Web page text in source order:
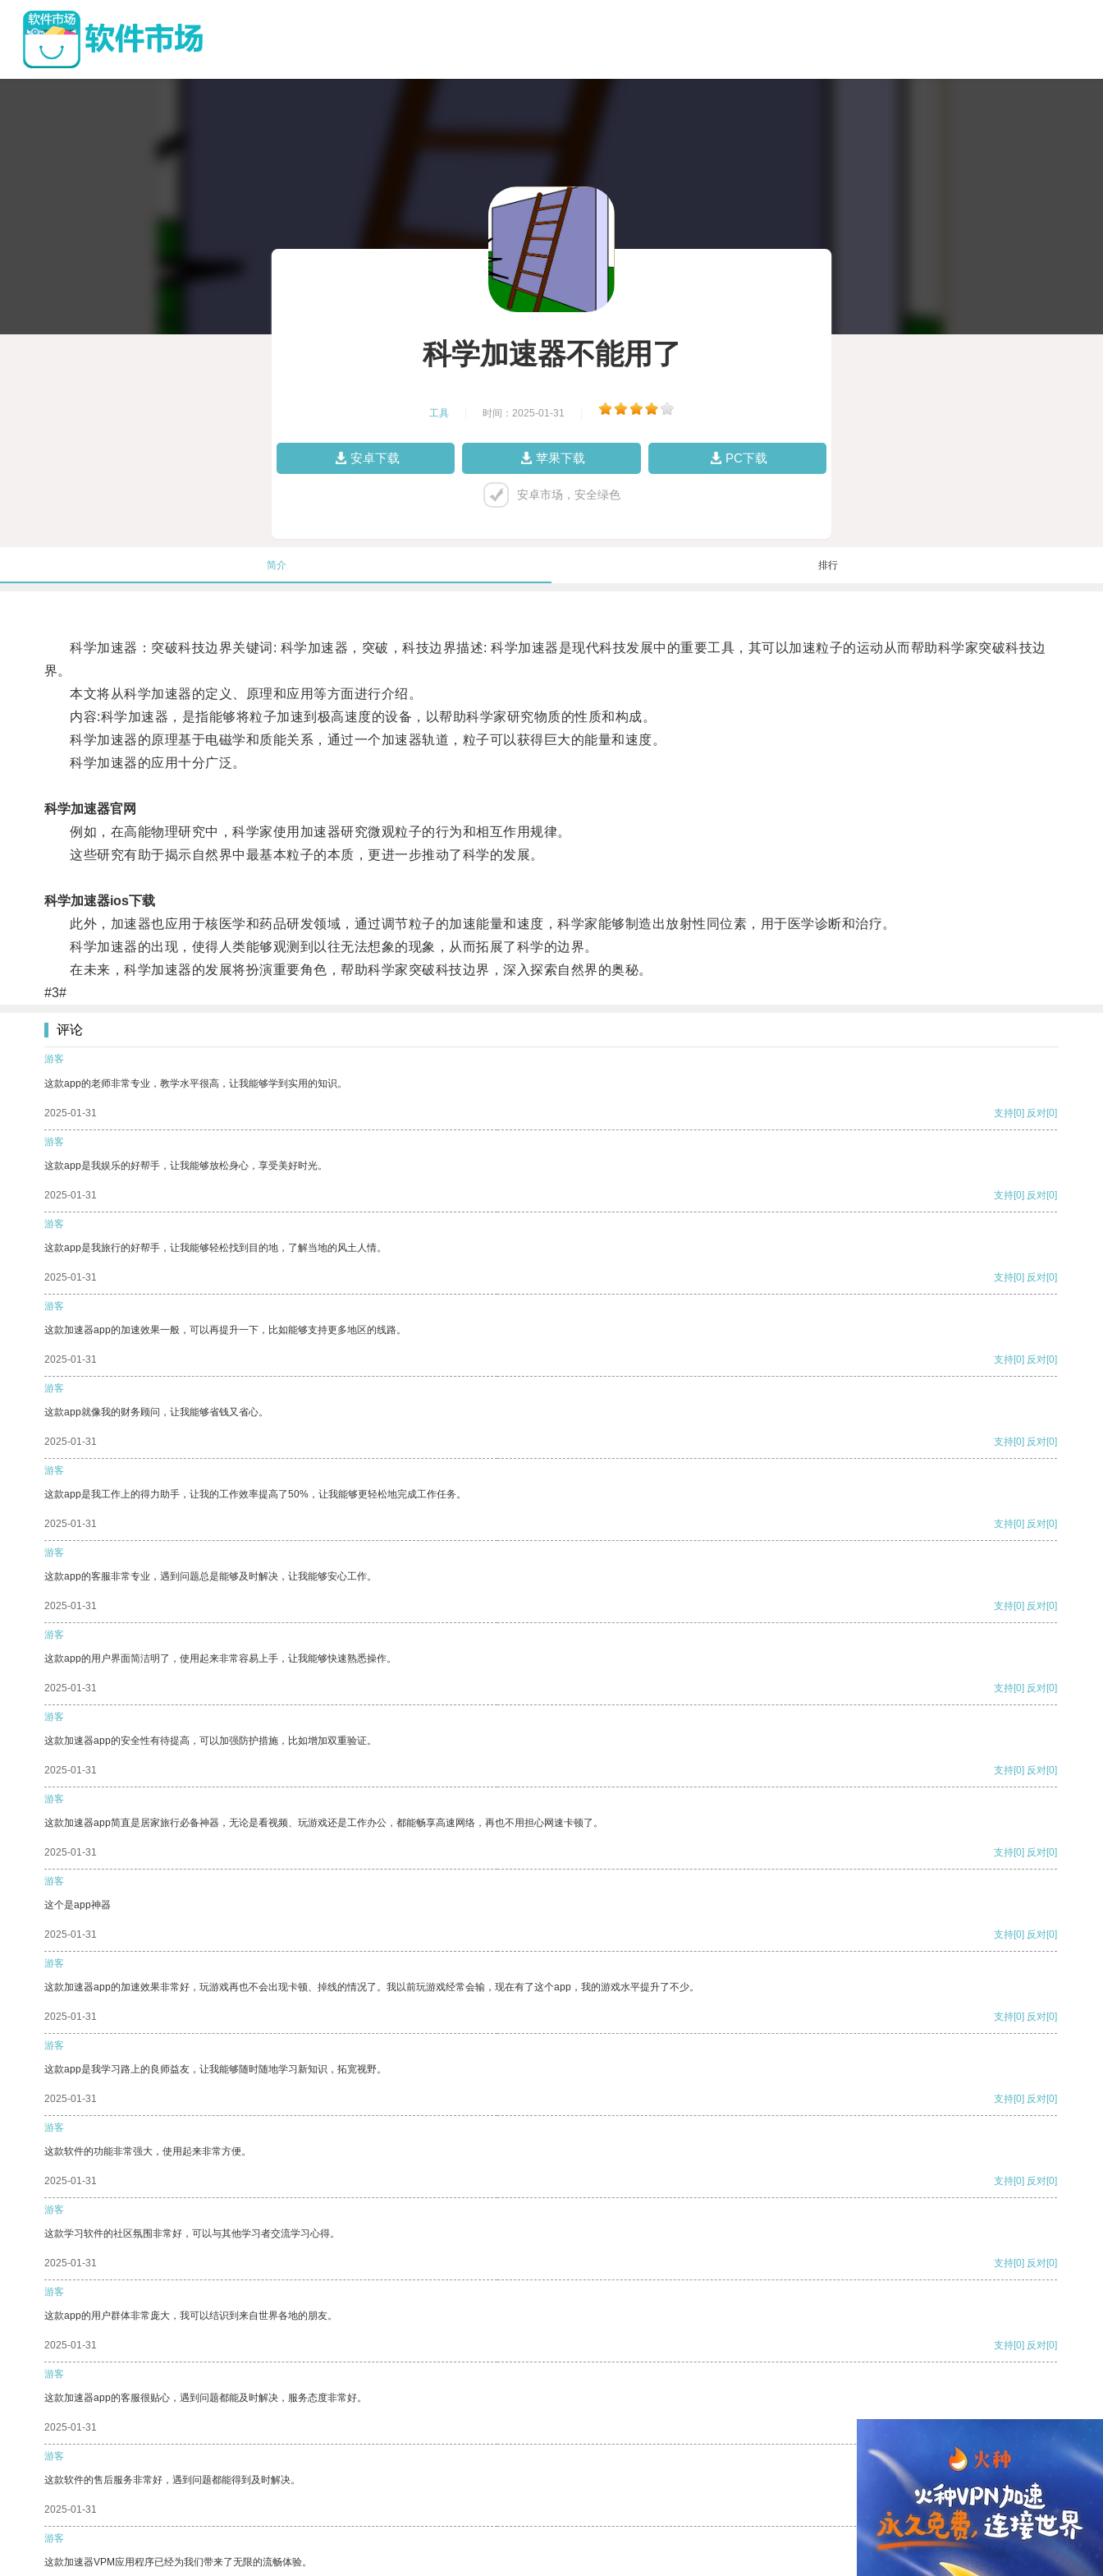
科学加速器不能用了
工具 时间：2025-01-31
安卓下载 苹果下载 PC下载
安卓市场，安全绿色
简介 排行
科学加速器：突破科技边界关键词: 科学加速器，突破，科技边界描述: 科学加速器是现代科技发展中的重要工具，其可以加速粒子的运动从而帮助科学家突破科技边
界。
本文将从科学加速器的定义、原理和应用等方面进行介绍。
内容:科学加速器，是指能够将粒子加速到极高速度的设备，以帮助科学家研究物质的性质和构成。
科学加速器的原理基于电磁学和质能关系，通过一个加速器轨道，粒子可以获得巨大的能量和速度。
科学加速器的应用十分广泛。
科学加速器官网
例如，在高能物理研究中，科学家使用加速器研究微观粒子的行为和相互作用规律。
这些研究有助于揭示自然界中最基本粒子的本质，更进一步推动了科学的发展。
科学加速器ios下载
此外，加速器也应用于核医学和药品研发领域，通过调节粒子的加速能量和速度，科学家能够制造出放射性同位素，用于医学诊断和治疗。
科学加速器的出现，使得人类能够观测到以往无法想象的现象，从而拓展了科学的边界。
在未来，科学加速器的发展将扮演重要角色，帮助科学家突破科技边界，深入探索自然界的奥秘。
#3#
评论
游客
这款app的老师非常专业，教学水平很高，让我能够学到实用的知识。
2025-01-31 支持[0] 反对[0]
游客
这款app是我娱乐的好帮手，让我能够放松身心，享受美好时光。
2025-01-31 支持[0] 反对[0]
游客
这款app是我旅行的好帮手，让我能够轻松找到目的地，了解当地的风土人情。
2025-01-31 支持[0] 反对[0]
游客
这款加速器app的加速效果一般，可以再提升一下，比如能够支持更多地区的线路。
2025-01-31 支持[0] 反对[0]
游客
这款app就像我的财务顾问，让我能够省钱又省心。
2025-01-31 支持[0] 反对[0]
游客
这款app是我工作上的得力助手，让我的工作效率提高了50%，让我能够更轻松地完成工作任务。
2025-01-31 支持[0] 反对[0]
游客
这款app的客服非常专业，遇到问题总是能够及时解决，让我能够安心工作。
2025-01-31 支持[0] 反对[0]
游客
这款app的用户界面简洁明了，使用起来非常容易上手，让我能够快速熟悉操作。
2025-01-31 支持[0] 反对[0]
游客
这款加速器app的安全性有待提高，可以加强防护措施，比如增加双重验证。
2025-01-31 支持[0] 反对[0]
游客
这款加速器app简直是居家旅行必备神器，无论是看视频、玩游戏还是工作办公，都能畅享高速网络，再也不用担心网速卡顿了。
2025-01-31 支持[0] 反对[0]
游客
这个是app神器
2025-01-31 支持[0] 反对[0]
游客
这款加速器app的加速效果非常好，玩游戏再也不会出现卡顿、掉线的情况了。我以前玩游戏经常会输，现在有了这个app，我的游戏水平提升了不少。
2025-01-31 支持[0] 反对[0]
游客
这款app是我学习路上的良师益友，让我能够随时随地学习新知识，拓宽视野。
2025-01-31 支持[0] 反对[0]
游客
这款软件的功能非常强大，使用起来非常方便。
2025-01-31 支持[0] 反对[0]
游客
这款学习软件的社区氛围非常好，可以与其他学习者交流学习心得。
2025-01-31 支持[0] 反对[0]
游客
这款app的用户群体非常庞大，我可以结识到来自世界各地的朋友。
2025-01-31 支持[0] 反对[0]
游客
这款加速器app的客服很贴心，遇到问题都能及时解决，服务态度非常好。
2025-01-31
游客
这款软件的售后服务非常好，遇到问题都能得到及时解决。
2025-01-31 支持 [0] 反对 [0]
游客
这款加速器VPM应用程序已经为我们带来了无限的流畅体验。